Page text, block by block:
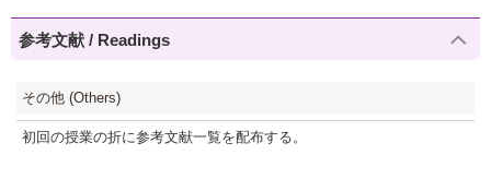
参考文献 / Readings
その他 (Others)
初回の授業の折に参考文献一覧を配布する。